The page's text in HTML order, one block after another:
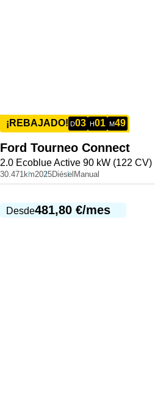
¡REBAJADO! D03 H01 M49
Ford Tourneo Connect
2.0 Ecoblue Active 90 kW (122 CV)
30.471km2025Diésel Manual
Desde481,80 €/mes